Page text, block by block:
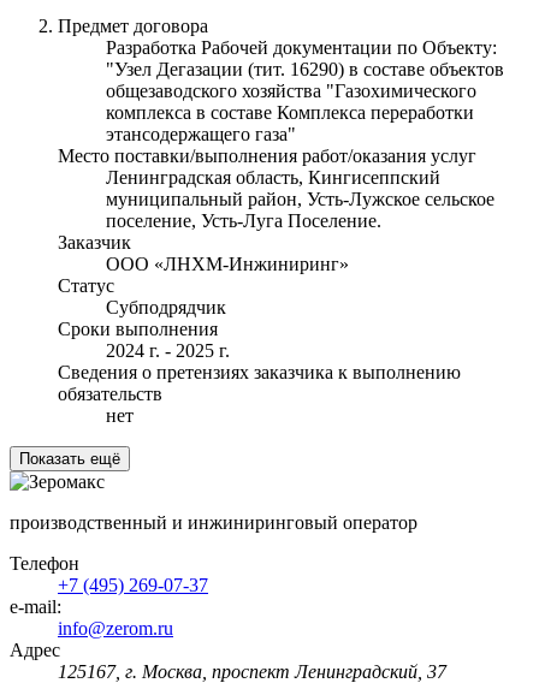
Предмет договора
Разработка Рабочей документации по Объекту:
"Узел Дегазации (тит. 16290) в составе объектов
общезаводского хозяйства "Газохимического
комплекса в составе Комплекса переработки
этансодержащего газа"
Место поставки/выполнения работ/оказания услуг
Ленинградская область, Кингисеппский
муниципальный район, Усть-Лужское сельское
поселение, Усть-Луга Поселение.
Заказчик
ООО «ЛНХМ-Инжиниринг»
Статус
Субподрядчик
Сроки выполнения
2024 г. - 2025 г.
Сведения о претензиях заказчика к выполнению
обязательств
нет
Показать ещё
производственный и инжиниринговый оператор
Телефон
+7 (495) 269-07-37
e-mail:
info@zerom.ru
Адрес
125167, г. Москва, проспект Ленинградский, 37